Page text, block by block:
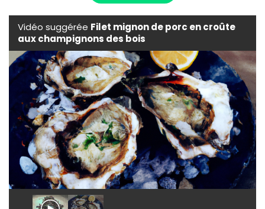
Vidéo suggérée Filet mignon de porc en croûte
aux champignons des bois